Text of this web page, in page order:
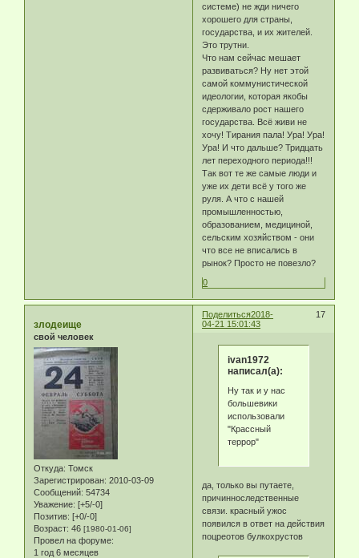
системе) не жди ничего
хорошего для страны,
государства, и их жителей.
Это трутни.
Что нам сейчас мешает
развиваться? Ну нет этой
самой коммунистической
идеологии, которая якобы
сдерживало рост нашего
государства. Всё живи не
хочу! Тирания пала! Ура! Ура!
Ура! И что дальше? Тридцать
лет переходного периода!!!
Так вот те же самые люди и
уже их дети всё у того же
руля. А что с нашей
промышленностью,
образованием, медициной,
сельским хозяйством - они
что все не вписались в
рынок? Просто не повезло?
0
Поделиться 17
2018-
04-21 15:01:43
злодеище
свой человек
Откуда: Томск
Зарегистрирован: 2010-03-09
Сообщений: 54734
Уважение: [+5/-0]
Позитив: [+0/-0]
Возраст: 46 [1980-01-06]
Провел на форуме:
1 год 6 месяцев
ivan1972
написал(а):
Ну так и у нас
большевики
использовали
"Крассный
террор"
да, только вы путаете,
причинноследственные
связи. красный ужос
появился в ответ на действия
поцреотов булкохрустов